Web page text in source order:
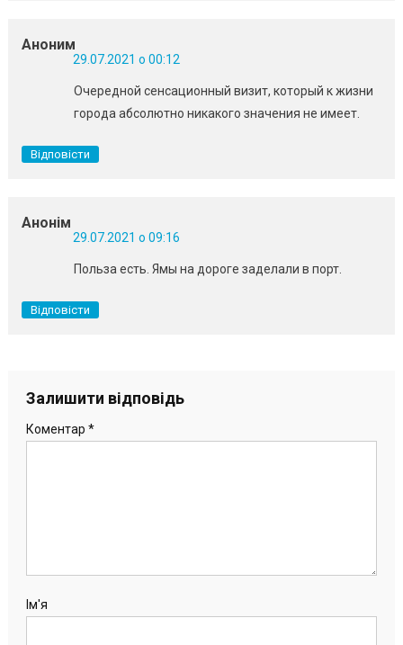
Аноним
29.07.2021 о 00:12
Очередной сенсационный визит, который к жизни
города абсолютно никакого значения не имеет.
Відповісти
Анонім
29.07.2021 о 09:16
Польза есть. Ямы на дороге заделали в порт.
Відповісти
Залишити відповідь
Коментар *
Ім'я